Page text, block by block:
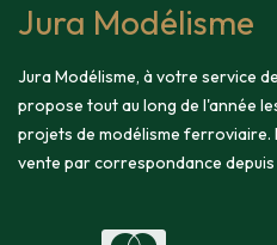
Jura Modélisme
Jura Modélisme, à votre service
propose tout au long de l'année
projets de modélisme ferroviaire.
vente par correspondance depuis